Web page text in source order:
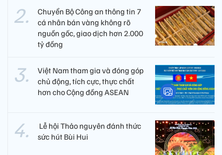
Chuyển Bộ Công an thông tin 7
cá nhân bán vàng không rõ
nguồn gốc, giao dịch hơn 2.000
tỷ đồng
Việt Nam tham gia và đóng góp
chủ động, tích cực, thực chất
hơn cho Cộng đồng ASEAN
​ Lễ hội Thảo nguyên đánh thức
sức hút Bùi Hui